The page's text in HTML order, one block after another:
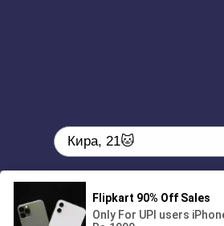
00:00
Кира, 21🐱
Поиграешь со мной? 💖🐾